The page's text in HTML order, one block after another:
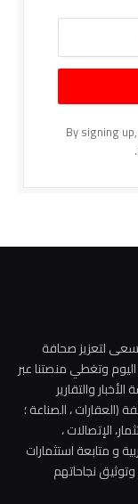
لتعزيز صحافة
وتغطي منصتنا عبر
والتقارير
(العقارات ، الصناعة ؛
الإتصالات ،
و متابعة استثمارات
نجاحاتهم